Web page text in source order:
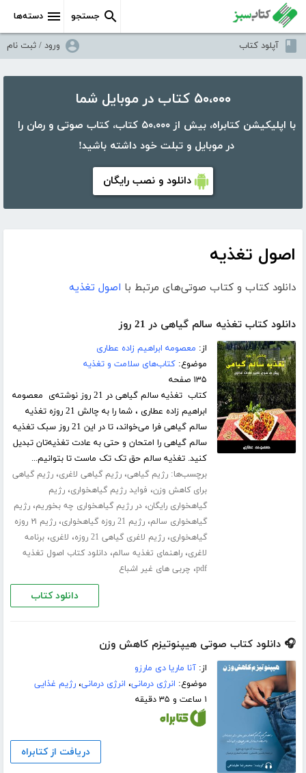
دسته‌ها جستجو
آپلود کتاب ورود / ثبت نام
۵۰،۰۰۰ کتاب در موبایل شما
با اپلیکیشن کتابراه، بیش از ۵۰،۰۰۰ کتاب، کتاب صوتی و رمان را
در موبایل و تبلت خود داشته باشید!
دانلود و نصب رایگان
اصول تغذیه
دانلود کتاب و کتاب صوتی‌های مرتبط با اصول تغذیه
دانلود کتاب تغذیه سالم گیاهی در 21 روز
از: معصومه ابراهیم زاده عطاری
موضوع:کتاب‌های سلامت و تغذیه
۱۳۵ صفحه
کتاب تغذیه سالم گیاهی در 21 روز نوشته‌ی معصومه
ابراهیم زاده عطاری ، شما را به چالش 21 روزه تغذیه
سالم گیاهی فرا می‌خواند، تا در این 21 روز سبک تغذیه
سالم گیاهی را امتحان و حتی به عادت تغذیه‌‌تان تبدیل
کنید. تغذیه سالم حق تک تک ماست تا بتوانیم...
برچسب‌ها:رژیم گیاهی،رژیم گیاهی لاغری،رژیم گیاهی
برای کاهش وزن، فواید رژیم گیاهخواری،رژیم
گیاهخواری رایگان،در رژیم گیاهخواری چه بخوریم،رژیم
گیاهخواری سالم،رژیم 21 روزه گیاهخواری ،
رژیم ۲۱ روزه
گیاهخواری،رژیم لاغری گیاهی 21 روزه ، لاغری،برنامه
لاغری،راهنمای تغذیه سالم،دانلود کتاب اصول تغذیه
pdf، چربی های غیر اشباع
دانلود کتاب
🎧 دانلود کتاب صوتی هیپنوتیزم کاهش وزن
از:آنا ماریا دی مارزو
موضوع: انرژی درمانی، انرژی درمانی،رژیم غذایی
۱ ساعت و ۳۵ دقیقه
دریافت از کتابراه